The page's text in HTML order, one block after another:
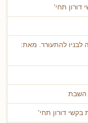
תחי'
לבניו להתעורר. מאת:
השבת
דורון תחי'